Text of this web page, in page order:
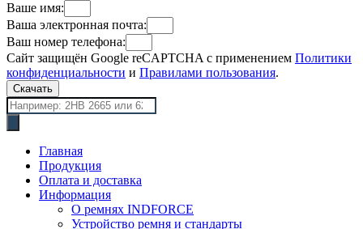
Ваше имя:
Ваша электронная почта:
Ваш номер телефона:
Сайт защищён Google reCAPTCHA с применением Политики
конфиденциальности и Правилами пользования.
Скачать
Поиск
товаров
Главная
Продукция
Оплата и доставка
Информация
О ремнях INDFORCE
Устройство ремня и стандарты